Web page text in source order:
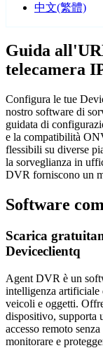
中文(繁體)
Guida
telecamera
Configura le tue
nostro software di
guidata di
e la compatibilità
flessibili su diverse
la sorveglianza in
DVR forniscono un
Software
Scarica
Deviceclientq
Agent DVR è un
intelligenza artificiale
veicoli e oggetti.
dispositivo, supporta
accesso remoto
monitorare e